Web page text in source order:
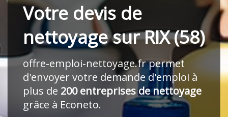
Votre devis de
nettoyage sur RIX (58)
offre-emploi-nettoyage.frpermet
d'envoyer votre demande d'emploi à
plus de 200 entreprises de nettoyage
grâce à Econeto.